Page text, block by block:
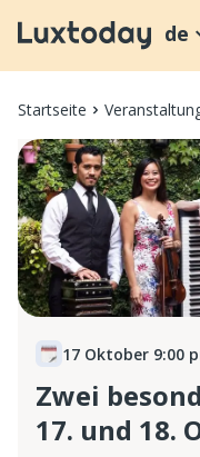
de
Startseite
17 Oktober 9:00
Zwei
17. und 18.